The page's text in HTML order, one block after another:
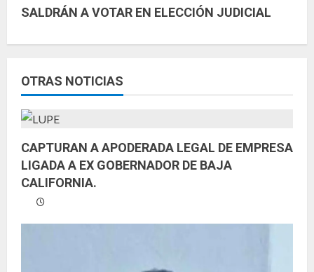
y
e
n
d
SALDRÁN A VOTAR EN ELECCIÓN JUDICIAL
OTRAS NOTICIAS
CAPTURAN A APODERADA LEGAL DE EMPRESA
LIGADA A EX GOBERNADOR DE BAJA
CALIFORNIA.